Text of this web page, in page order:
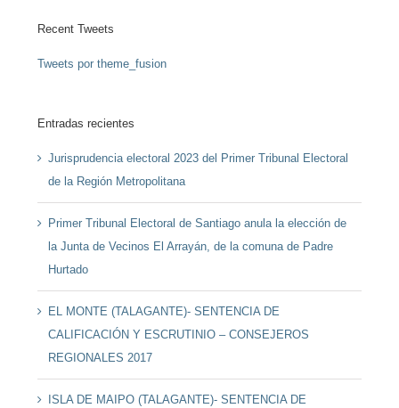
Recent Tweets
Tweets por theme_fusion
Entradas recientes
Jurisprudencia electoral 2023 del Primer Tribunal Electoral
de la Región Metropolitana
Primer Tribunal Electoral de Santiago anula la elección de
la Junta de Vecinos El Arrayán, de la comuna de Padre
Hurtado
EL MONTE (TALAGANTE)- SENTENCIA DE
CALIFICACIÓN Y ESCRUTINIO – CONSEJEROS
REGIONALES 2017
ISLA DE MAIPO (TALAGANTE)- SENTENCIA DE